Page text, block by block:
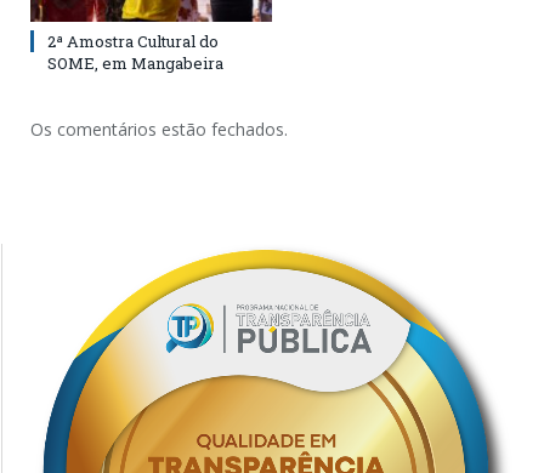
2ª Amostra Cultural do
SOME, em Mangabeira
Os comentários estão fechados.